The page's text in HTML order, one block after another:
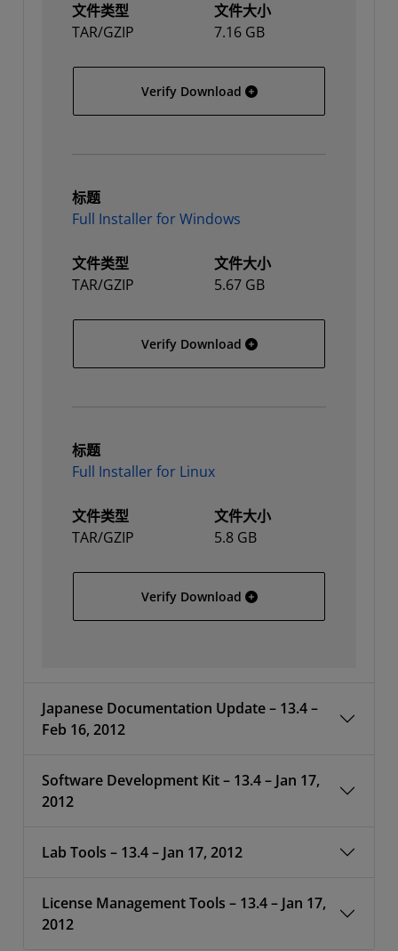
文件类型
TAR/GZIP
文件大小
7.16 GB
Verify Download All Platforms
标题
Full Installer for Windows
文件类型
TAR/GZIP
文件大小
5.67 GB
Verify Download Full Installer for Windows
标题
Full Installer for Linux
文件类型
TAR/GZIP
文件大小
5.8 GB
Verify Download Full Installer for Linux
Japanese Documentation Update – 13.4 –
Feb 16, 2012
Software Development Kit – 13.4 – Jan 17,
2012
Lab Tools – 13.4 – Jan 17, 2012
License Management Tools – 13.4 – Jan 17,
2012